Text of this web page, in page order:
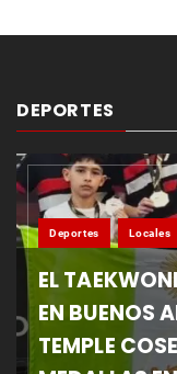
DEPORTES
Deportes Locales
EL
EN BUENOS
TEMPLE